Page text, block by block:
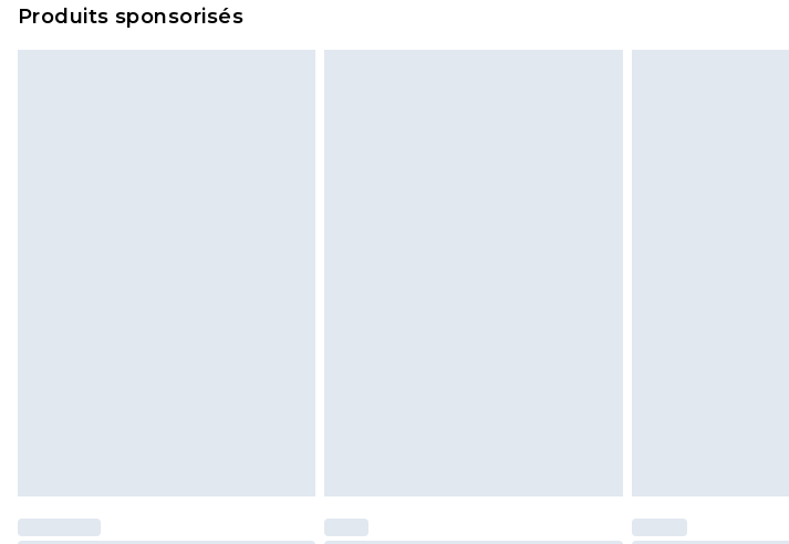
Produits sponsorisés